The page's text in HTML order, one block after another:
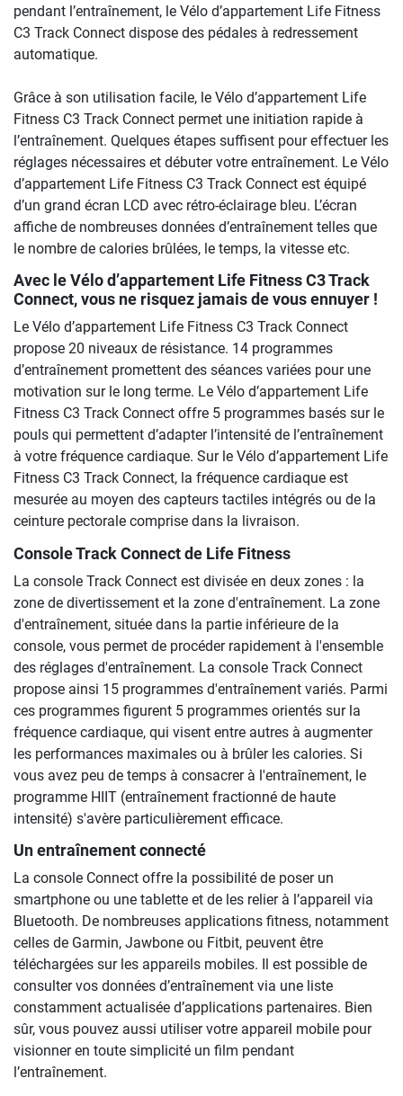
pendant l’entraînement, le Vélo d’appartement Life Fitness
C3 Track Connect dispose des pédales à redressement
automatique.
Grâce à son utilisation facile, le Vélo d’appartement Life
Fitness C3 Track Connect permet une initiation rapide à
l’entraînement. Quelques étapes suffisent pour effectuer les
réglages nécessaires et débuter votre entraînement. Le Vélo
d’appartement Life Fitness C3 Track Connect est équipé
d’un grand écran LCD avec rétro-éclairage bleu. L’écran
affiche de nombreuses données d’entraînement telles que
le nombre de calories brûlées, le temps, la vitesse etc.
Avec le Vélo d’appartement Life Fitness C3 Track
Connect, vous ne risquez jamais de vous ennuyer !
Le Vélo d’appartement Life Fitness C3 Track Connect
propose 20 niveaux de résistance. 14 programmes
d’entraînement promettent des séances variées pour une
motivation sur le long terme. Le Vélo d’appartement Life
Fitness C3 Track Connect offre 5 programmes basés sur le
pouls qui permettent d’adapter l’intensité de l’entraînement
à votre fréquence cardiaque. Sur le Vélo d’appartement Life
Fitness C3 Track Connect, la fréquence cardiaque est
mesurée au moyen des capteurs tactiles intégrés ou de la
ceinture pectorale comprise dans la livraison.
Console Track Connect de Life Fitness
La console Track Connect est divisée en deux zones : la
zone de divertissement et la zone d'entraînement. La zone
d'entraînement, située dans la partie inférieure de la
console, vous permet de procéder rapidement à l'ensemble
des réglages d'entraînement. La console Track Connect
propose ainsi 15 programmes d'entraînement variés. Parmi
ces programmes figurent 5 programmes orientés sur la
fréquence cardiaque, qui visent entre autres à augmenter
les performances maximales ou à brûler les calories. Si
vous avez peu de temps à consacrer à l'entraînement, le
programme HIIT (entraînement fractionné de haute
intensité) s'avère particulièrement efficace.
Un entraînement connecté
La console Connect offre la possibilité de poser un
smartphone ou une tablette et de les relier à l’appareil via
Bluetooth. De nombreuses applications fitness, notamment
celles de Garmin, Jawbone ou Fitbit, peuvent être
téléchargées sur les appareils mobiles. Il est possible de
consulter vos données d’entraînement via une liste
constamment actualisée d’applications partenaires. Bien
sûr, vous pouvez aussi utiliser votre appareil mobile pour
visionner en toute simplicité un film pendant
l’entraînement.